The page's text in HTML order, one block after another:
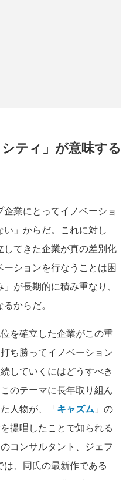
ティ」が意味する
業にとってイノベーショ
」からだ。これに対し
てきた企業が真の差別化
ションを行なうことは困
が長期的に積み重なり、
からだ。
を確立した企業がこの重
ち勝ってイノベーション
していくにはどうすべき
のテーマに長年取り組ん
人物が、「キャズム 」の
提唱したことで知られる
コンサルタント、ジェフ
、同氏の最新作である